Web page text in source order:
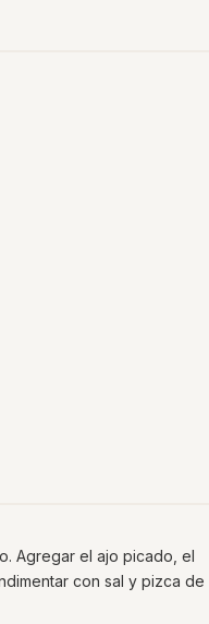
Agregar el ajo picado, el
con sal y pizca de